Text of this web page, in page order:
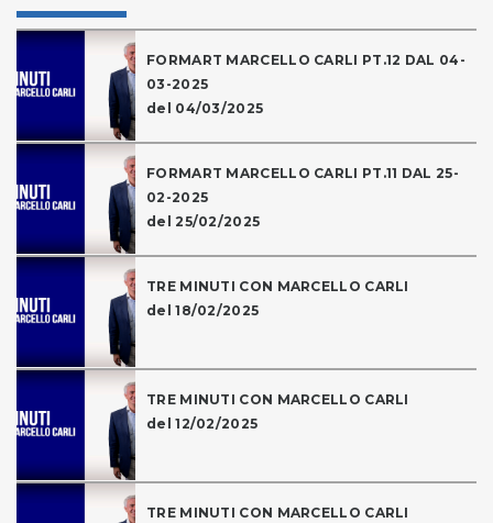
FORMART MARCELLO CARLI PT.12 DAL 04-
03-2025
del 04/03/2025
FORMART MARCELLO CARLI PT.11 DAL 25-
02-2025
del 25/02/2025
TRE MINUTI CON MARCELLO CARLI
del 18/02/2025
TRE MINUTI CON MARCELLO CARLI
del 12/02/2025
TRE MINUTI CON MARCELLO CARLI